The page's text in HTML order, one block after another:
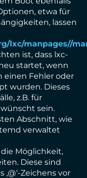
etwa für
lassen
lxc/manpages//
ist, dass lxc-
startet, wenn
einen Fehler oder
wurden. Dieses
z.B. für
sein.
Abschnitt, wie
verwaltet
Möglichkeit,
Diese sind
Zeichens vor